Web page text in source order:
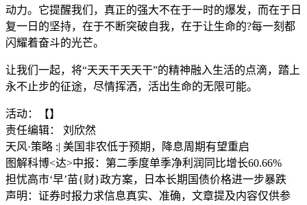
动力。它提醒我们，真正的强大不在于一时的爆发，而在于日
复一日的坚持，在于不断突破自我，在于让生命的?每一刻都
闪耀着奋斗的光芒。
让我们一起，将“天天干天天干”的精神融入生活的点滴，踏上
永不止步的征途，尽情挥洒，活出生命的无限可能。
活动：【】
责任编辑： 刘欣然
天风·策略 :| 美国非农低于预期，降息周期有望重启
图解科博<达>中报：第二季度单季净利润同比增长60.66%
担忧高市‘早’苗{财}政方案，日本长期国债价格进一步暴跌
声明：证券时报力求信息真实、准确，文章提及内容仅供参